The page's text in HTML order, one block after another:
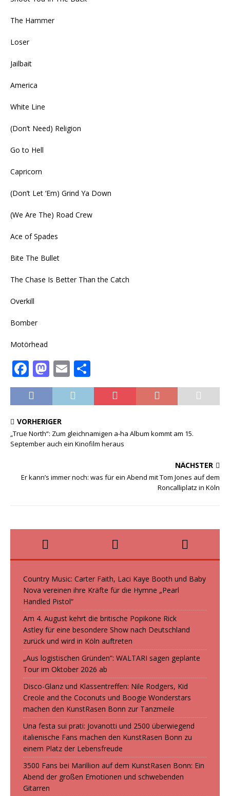
The Hammer
Loser
Jailbait
America
White Line
(Don’t Need) Religion
Go to Hell
Capricorn
(Don’t Let ‘Em) Grind Ya Down
(We Are The) Road Crew
Ace of Spades
Bite The Bullet
The Chase Is Better Than the Catch
Overkill
Bomber
Motörhead
F
a
c
e
b
o
k
M
a
st
o
d
o
E
m
ai
ei
le
VORHERIGER
„True North“: Zum gleichnamigen a-ha Album kommt am 15.
September auch ein Kinofilm heraus
NÄCHSTER
Er kann’s immer noch: was für ein Abend mit Tom Jones auf dem
Roncalliplatz in Köln
Country Music: Carter Faith, Laci Kaye Booth und Baby
Nova vereinen ihre Kräfte für die Hymne „Pearl
Handled Pistol“
Am 4. August kehrt die britische Popikone Rick
Astley für eine besondere Show nach Deutschland
zurück und wird in Köln auftreten
„Aus logistischen Gründen“: WALTARI sagen geplante
Tour im Oktober 2026 ab
Disco-Glanz und Klassentreffen: Nile Rodgers, Kid
Creole and the Coconuts und Boogie Wonderstars
machen den KunstRasen Bonn zur Tanzmeile
Una festa sui prati: Jovanotti und 2500 überwiegend
italienische Fans machen den KunstRasen Bonn zu
einem Platz der Lebensfreude
3500 Fans bei Marillion auf dem KunstRasen Bonn: Ein
Abend der großen Emotionen und schwebenden
Gitarren